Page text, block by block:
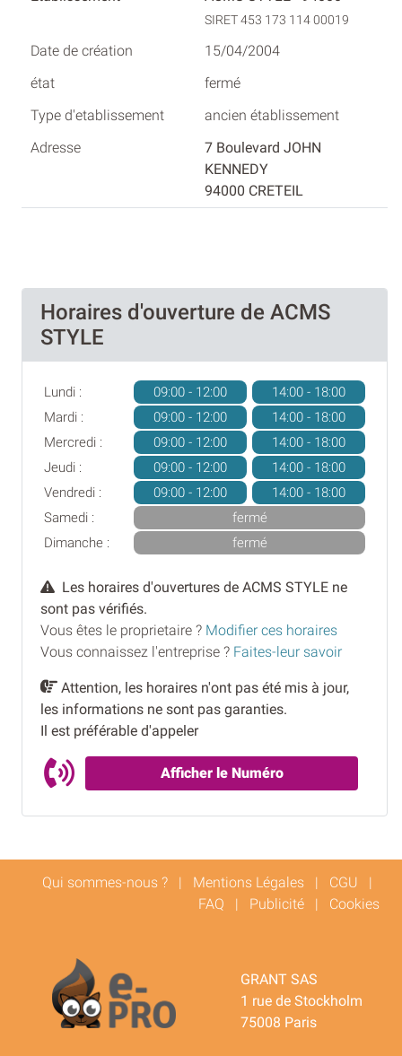
SIRET 453 173 114 00019
15/04/2004
fermé
ancien établissement
7 Boulevard JOHN
KENNEDY
94000 CRETEIL
Horaires d'ouverture de ACMS
STYLE
Lundi : 09:00 - 12:00
14:00 - 18:00
Mardi :
09:00 - 12:00
14:00 - 18:00
Mercredi :
09:00 - 12:00
14:00 - 18:00
Jeudi :
09:00 - 12:00
14:00 - 18:00
Vendredi :
09:00 - 12:00
14:00 - 18:00
Samedi :
fermé
Dimanche :
fermé
Les horaires d'ouvertures de ACMS STYLE ne
sont pas vérifiés.
Vous êtes le proprietaire ? Modifier ces horaires
Vous connaissez l'entreprise ? Faites-leur savoir
Attention, les horaires n'ont pas été mis à jour,
les informations ne sont pas garanties.
Il est préférable d'appeler
Afficher le Numéro
Qui sommes-nous ? | Mentions Légales | CGU |
FAQ | Publicité | Cookies
GRANT SAS
1 rue de Stockholm
75008 Paris